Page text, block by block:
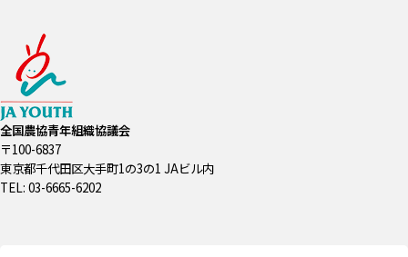
全国農協青年組織協議会
〒100-6837
東京都千代田区大手町1の3の1 JAビル内
TEL: 03-6665-6202